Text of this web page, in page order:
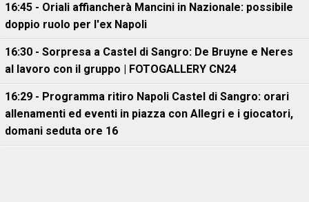
16:45 - Oriali affiancherà Mancini in Nazionale: possibile
doppio ruolo per l'ex Napoli
16:30 - Sorpresa a Castel di Sangro: De Bruyne e Neres
al lavoro con il gruppo | FOTOGALLERY CN24
16:29 - Programma ritiro Napoli Castel di Sangro: orari
allenamenti ed eventi in piazza con Allegri e i giocatori,
domani seduta ore 16